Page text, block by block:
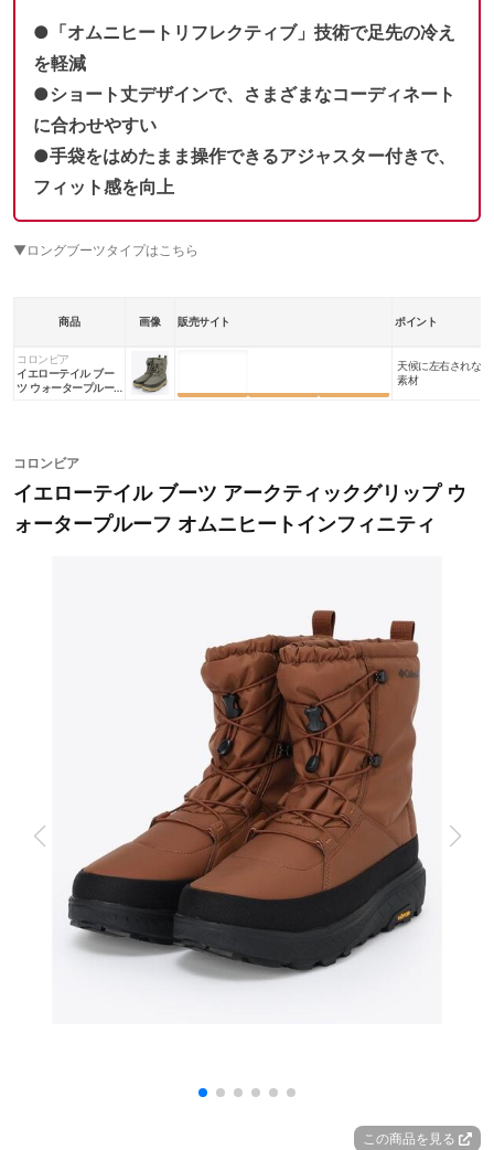
●「オムニヒートリフレクティブ」技術で足先の冷え
を軽減
●ショート丈デザインで、さまざまなコーディネート
に合わせやすい
●手袋をはめたまま操作できるアジャスター付きで、
フィット感を向上
▼ロングブーツタイプはこちら
商品 画像 販売サイト ポイント
コロンビア
イエローテイル ブー
ツ ウォータープルー
天候に左右されな
素材
コロンビア
イエローテイル ブーツ アークティックグリップ ウ
ォータープルーフ オムニヒートインフィニティ
この商品を見る